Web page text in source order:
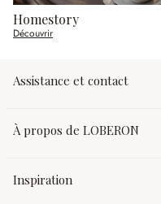
Homestory
Découvrir
Assistance et contact
À propos de LOBERON
Inspiration